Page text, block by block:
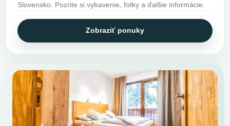
Slovensko. Pozrite si vybavenie, fotky a ďalšie informácie.
Zobraziť ponuky